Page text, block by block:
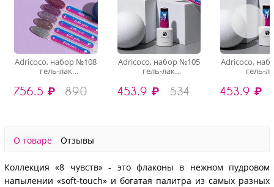
Adricoco, набор №108
гель-лак
Little Pixie (5 оттенков
по 8 мл)
756.5 ₽ 890
Adricoco, набор №105
гель-лак
Little Pixie (3 оттенка
по 8 мл)
453.9 ₽ 534
Adricoco,
гель-
Little Pixie (3
по 8
453.9 ₽
О товаре Отзывы
Коллекция «8 чувств» - это флаконы в нежном пудровом
напылении «soft-touch» и богатая палитра из самых разных